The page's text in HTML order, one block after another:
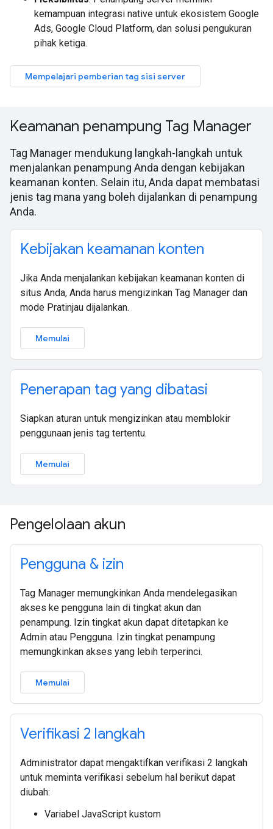
kemampuan integrasi native untuk ekosistem Google
Ads, Google Cloud Platform, dan solusi pengukuran
pihak ketiga.
Mempelajari pemberian tag sisi server
Keamanan penampung Tag Manager
Tag Manager mendukung langkah-langkah untuk
menjalankan penampung Anda dengan kebijakan
keamanan konten. Selain itu, Anda dapat membatasi
jenis tag mana yang boleh dijalankan di penampung
Anda.
Kebijakan keamanan konten
Jika Anda menjalankan kebijakan keamanan konten di
situs Anda, Anda harus mengizinkan Tag Manager dan
mode Pratinjau dijalankan.
Memulai
Penerapan tag yang dibatasi
Siapkan aturan untuk mengizinkan atau memblokir
penggunaan jenis tag tertentu.
Memulai
Pengelolaan akun
Pengguna & izin
Tag Manager memungkinkan Anda mendelegasikan
akses ke pengguna lain di tingkat akun dan
penampung. Izin tingkat akun dapat ditetapkan ke
Admin atau Pengguna. Izin tingkat penampung
memungkinkan akses yang lebih terperinci.
Memulai
Verifikasi 2 langkah
Administrator dapat mengaktifkan verifikasi 2 langkah
untuk meminta verifikasi sebelum hal berikut dapat
diubah:
Variabel JavaScript kustom